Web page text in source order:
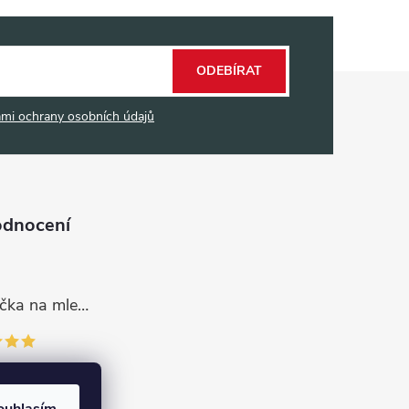
ochrany osobních údajů
ODEBÍRAT
Dávkovací lžička na mletou kávu 53132C8134